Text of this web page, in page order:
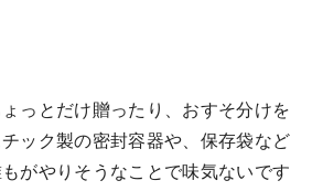
っとだけ贈ったり、おすそ分けを
ック製の密封容器や、保存袋など
がやりそうなことで味気ないです